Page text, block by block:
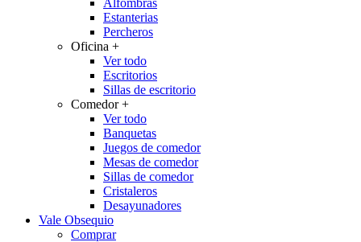
Alfombras
Estanterias
Percheros
Oficina +
Ver todo
Escritorios
Sillas de escritorio
Comedor+
Ver todo
Banquetas
Juegos de comedor
Mesas de comedor
Sillas de comedor
Cristaleros
Desayunadores
Vale Obsequio
Comprar